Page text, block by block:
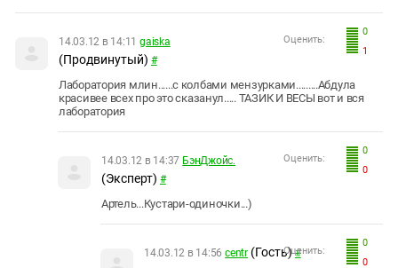
0
1
Оценить:
14.03.12 в 14:11 gaiska
(Продвинутый) #
Лаборатория млин......с колбами мензурками.........Абдула
красивее всех про это сказанул..... ТАЗИК И ВЕСЫ вот и вся
лаборатория
0
0
Оценить:
14.03.12 в 14:37 БэнДжойс.
(Эксперт) #
Артель...Кустари-одиночки...)
0
0
Оценить:
14.03.12 в 14:56 centr (Гость) #